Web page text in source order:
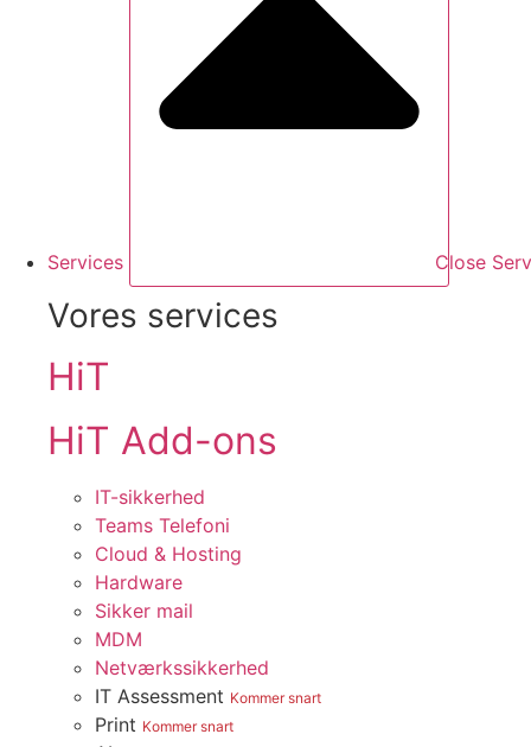
Services Close
Vores services
HiT
HiT Add-ons
IT-sikkerhed
Teams Telefoni
Cloud & Hosting
Hardware
Sikker mail
MDM
Netværkssikkerhed
IT Assessment Kommer snart
Print Kommer snart